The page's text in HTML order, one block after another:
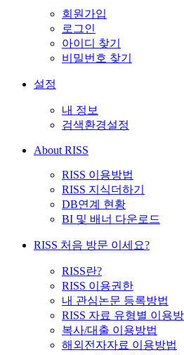
회원가입
로그인
아이디 찾기
비밀번호 찾기
설정
내 정보
검색환경설정
About RISS
RISS 이용방법
RISS 지식더하기
DB연계 현황
BI 및 배너 다운로드
RISS 처음 방문 이세요?
RISS란?
RISS 이용권한
내 관심논문 등록방법
RISS 자료 유형별 이용
복사/대출 이용방법
해외전자자료 이용방법